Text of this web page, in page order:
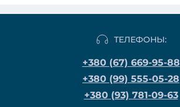
ТЕЛЕФОНЫ:
+380 (67) 669-95-88
+380 (99) 555-05-28
+380 (93) 781-09-63